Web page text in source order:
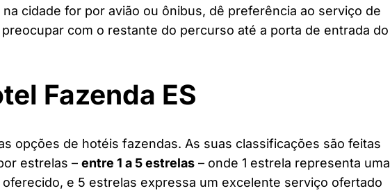
cidade for por avião ou ônibus, dê preferência ao serviço de
com o restante do percurso até a porta de entrada do
Fazenda ES
opções de hotéis fazendas. As suas classificações são feitas
estrelas – entre 1 a 5 estrelas – onde 1 estrela representa uma
e 5 estrelas expressa um excelente serviço ofertado